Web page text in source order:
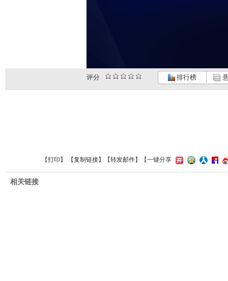
评分 排行榜
【打印 】 【复制链接】【转发邮件】【一键分享
相关链接